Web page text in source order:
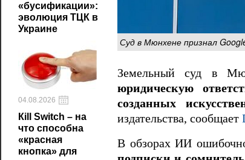
«бусификации»:
эволюция ТЦК в
Украине
04.08.2026
Кill Switch – на
что способна
«красная
кнопка» для
Суд в Мюнхене признал
Земельный суд в
юридическую
созданных
издательства, сообщает
В обзорах ИИ ошибочно